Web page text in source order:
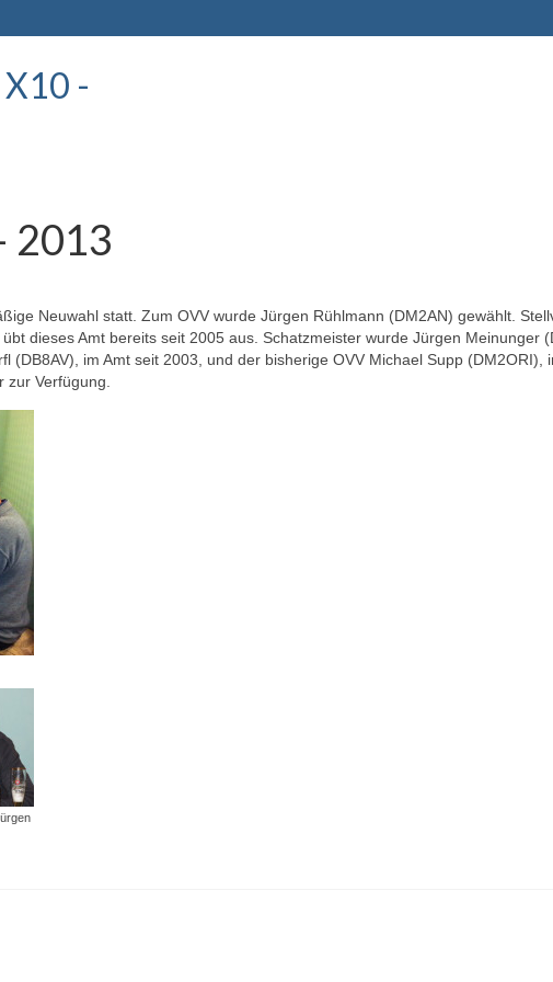
-
2013
Neuwahl statt. Zum OVV wurde Jürgen Rühlmann (DM2AN) gewählt.
dieses Amt bereits seit 2005 aus. Schatzmeister wurde Jürgen Meinunger
(DB8AV), im Amt seit 2003, und der bisherige OVV Michael Supp (DM2ORI),
Verfügung.